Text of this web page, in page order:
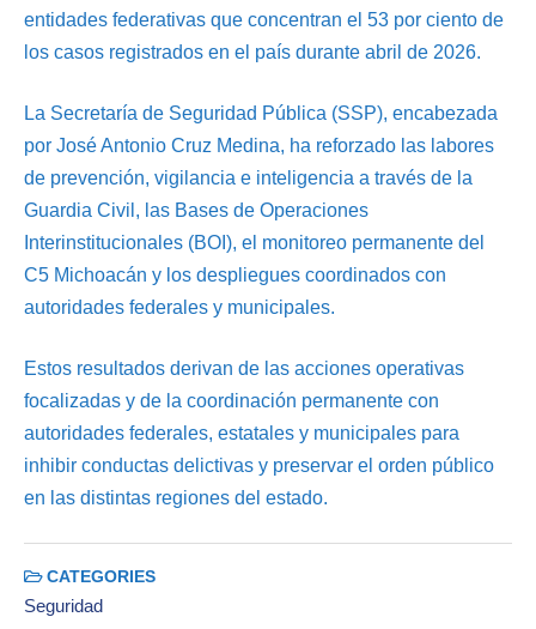
entidades federativas que concentran el 53 por ciento de
los casos registrados en el país durante abril de 2026.
La Secretaría de Seguridad Pública (SSP), encabezada
por José Antonio Cruz Medina, ha reforzado las labores
de prevención, vigilancia e inteligencia a través de la
Guardia Civil, las Bases de Operaciones
Interinstitucionales (BOI), el monitoreo permanente del
C5 Michoacán y los despliegues coordinados con
autoridades federales y municipales.
Estos resultados derivan de las acciones operativas
focalizadas y de la coordinación permanente con
autoridades federales, estatales y municipales para
inhibir conductas delictivas y preservar el orden público
en las distintas regiones del estado.
CATEGORIES
Seguridad